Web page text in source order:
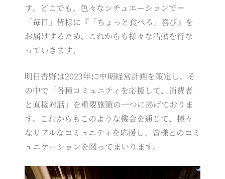
す。どこでも、色々なシチュエーションで＝
「毎日」皆様に『「ちょっと食べる」喜び』を
お届けするため、これからも様々な活動を行な
っていきます。
明日香野は2023年に中期経営計画を策定し、そ
の中で「各種コミュニティを応援して、消費者
と直接対話」を重要施策の一つに掲げておりま
す。これからもこのような機会を通じて、様々
なリアルなコミュニティを応援し、皆様とのコミ
ュニケーションを図ってまいります。